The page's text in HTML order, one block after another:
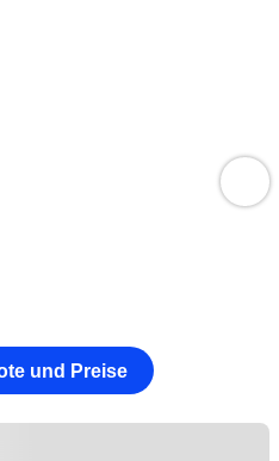
und Preise